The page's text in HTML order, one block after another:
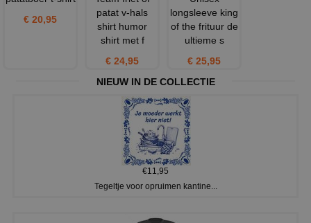
€ 20,95
patat v-hals
shirt humor
shirt met f
€ 24,95
longsleeve king
of the frituur de
ultieme s
€ 25,95
NIEUW IN DE COLLECTIE
€11,95
Tegeltje voor opruimen kantine...